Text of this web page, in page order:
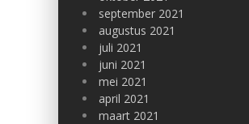
september 2021
augustus 2021
juli 2021
juni 2021
mei 2021
april 2021
maart 2021